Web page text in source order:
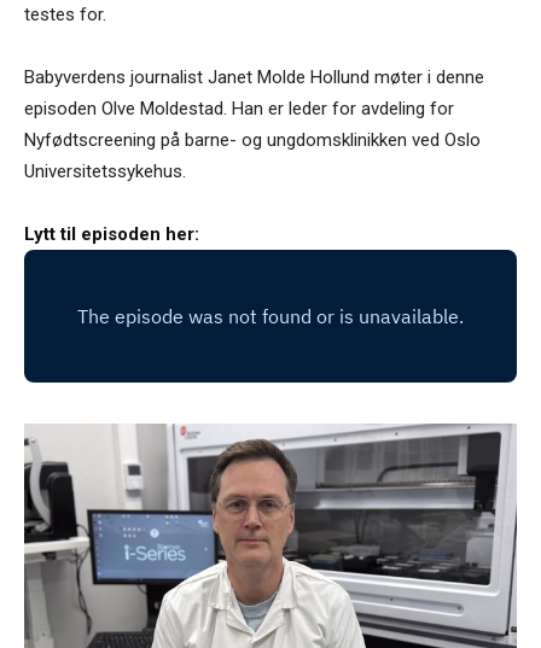
testes for.
Babyverdens journalist Janet Molde Hollund møter i denne
episoden Olve Moldestad. Han er leder for avdeling for
Nyfødtscreening på barne- og ungdomsklinikken ved Oslo
Universitetssykehus.
Lytt til episoden her: